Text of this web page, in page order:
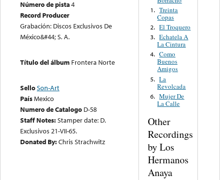
Número de pista4
Record Producer
Grabación: Discos Exclusivos De
México&#44; S. A.
Título del álbum Frontera Norte
SelloSon-Art
PaísMexico
Numero de Catalogo D-58
Staff Notes:Stamper date: D.
Exclusivos 21-VII-65.
Donated By:Chris Strachwitz
1. Treinta
Copas
2. El Troquero
3. Echatela A
La Cintura
4. Como
Buenos
Amigos
5. La
Revolcada
6. Mujer De
La Calle
Other
Recordings
by Los
Hermanos
Anaya